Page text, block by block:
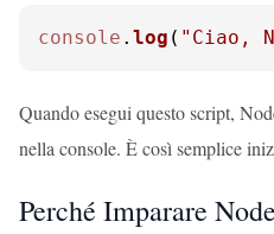
console . log ( "Ciao,
Quando esegui questo script,
nella console. È così semplice
Perché Imparare